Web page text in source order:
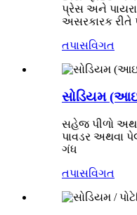
પ્રેસ અને
અસરકારક રીતે
તપાસવિગત
સોડિયમ
સહેજ પીળો
પાવડર અથવા
ગંધ
તપાસવિગત